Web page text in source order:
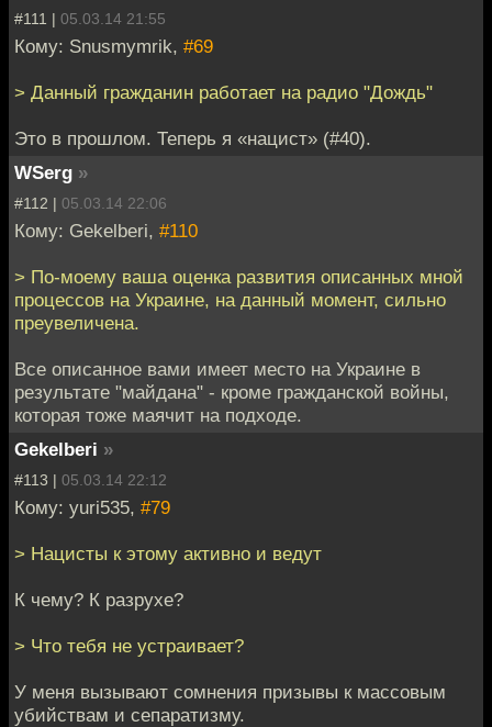
#111 | 05.03.14 21:55
Кому: Snusmymrik, #69
> Данный гражданин работает на радио "Дождь"
Это в прошлом. Теперь я «нацист» (#40).
WSerg »
#112 | 05.03.14 22:06
Кому: Gekelberi, #110
> По-моему ваша оценка развития описанных мной
процессов на Украине, на данный момент, сильно
преувеличена.
Все описанное вами имеет место на Украине в
результате "майдана" - кроме гражданской войны,
которая тоже маячит на подходе.
Gekelberi »
#113 | 05.03.14 22:12
Кому: yuri535, #79
> Нацисты к этому активно и ведут
К чему? К разрухе?
> Что тебя не устраивает?
У меня вызывают сомнения призывы к массовым
убийствам и сепаратизму.